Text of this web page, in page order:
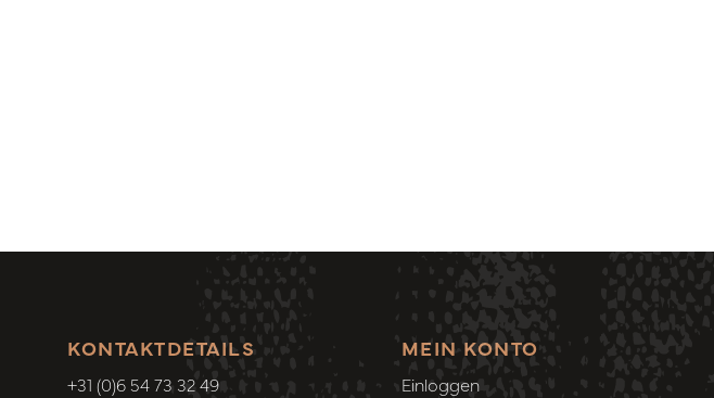
KONTAKTDETAILS
+31 (0)6 54 73 32 49
MEIN KONTO
Einloggen